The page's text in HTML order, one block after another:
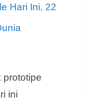
Hari Ini, 22
prototipe
ini